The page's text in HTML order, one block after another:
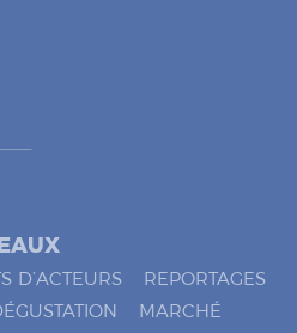
D’ACTEURS
REPORTAGES
MARCHÉ